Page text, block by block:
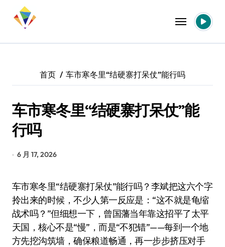
首页 车市寒冬里“结硬寨打呆仗”能行吗
车市寒冬里“结硬寨打呆仗”能
行吗
6 月 17, 2026
车市寒冬里“结硬寨打呆仗”能行吗？李斌把这六个字
拎出来的时候，不少人第一反应是：“这不就是龟缩
战术吗？”但细想一下，曾国藩当年靠这招平了太平
天国，核心不是“慢”，而是“不犯错”——每到一个地
方先挖沟筑墙，确保粮道畅通，再一步步挤压对手